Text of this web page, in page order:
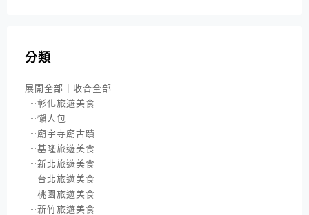
分類
展開全部 | 收合全部
彰化旅遊美食
懶人包
廟宇寺廟古蹟
基隆旅遊美食
新北旅遊美食
台北旅遊美食
桃園旅遊美食
新竹旅遊美食